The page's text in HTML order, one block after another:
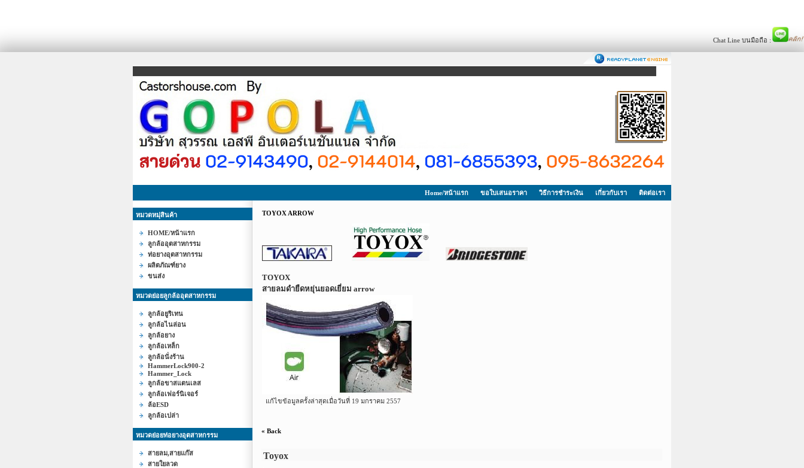
Chat Line บนมือถือ :
Home/หน้าแรก ขอใบเสนอราคา วิธีการชำระเงิน เกี่ยวกับเรา ติดต่อเรา
หมวดหมุ่สินค้า
HOME/หน้าแรก
ลูกล้ออุตสาหกรรม
ท่อยางอุตสาหกรรม
ผลิตภัณฑ์ยาง
ขนส่ง
หมวดย่อยลูกล้ออุตสาหกรรม
ลูกล้อยูริเทน
ลูกล้อไนล่อน
ลูกล้อยาง
ลูกล้อเหล็ก
ลูกล้อนั่งร้าน
HammerLock900-2
Hammer_Lock
ลูกล้อขาสแตนเลส
ลูกล้อเฟอร์นิเจอร์
ล้อESD
ลูกล้อเปล่า
หมวดย่อยท่อยางอุตสาหกรรม
สายลม,สายแก๊ส
สายใยลวด
TOYOX ARROW
TOYOX
สายลมดำยืดหยุ่นยอดเยี่ยม arrow
แก้ไขข้อมูลครั้งล่าสุดเมื่อวันที่ 19 มกราคม 2557
« Back
Toyox